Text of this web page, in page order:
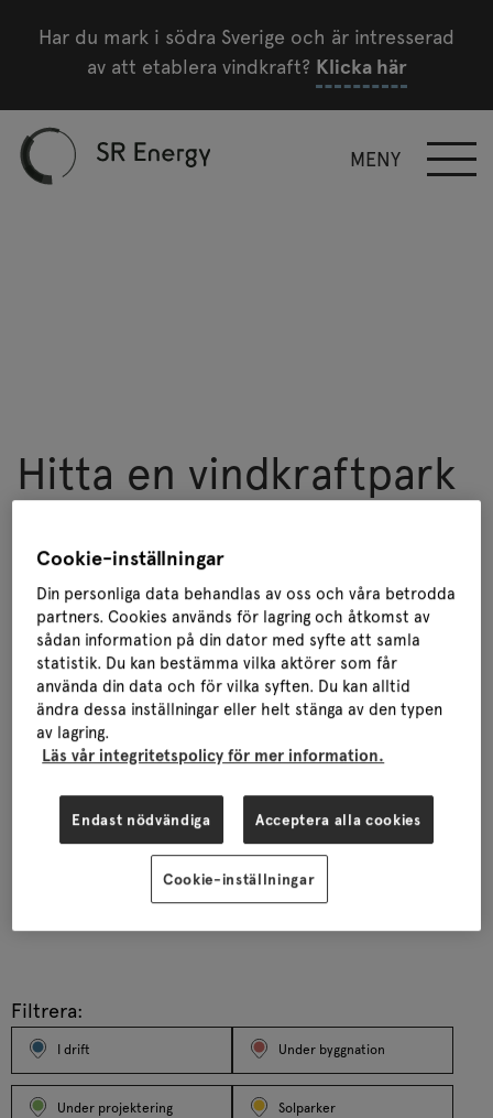
Har du mark i södra Sverige och är intresserad
av att etablera vindkraft? Klicka här
MENY
Hitta en vindkraftpark
när dig
Våra vindparker
Våra241vindkraftverk har kapacitet
att leverera2 727 GWhförnybar el.
Filtrera:
I drift Under byggnation
Under projektering Solparker
Cookie-inställningar
Din personliga data behandlas av oss och våra betrodda
partners. Cookies används för lagring och åtkomst av
sådan information på din dator med syfte att samla
statistik. Du kan bestämma vilka aktörer som får
använda din data och för vilka syften. Du kan alltid
ändra dessa inställningar eller helt stänga av den typen
av lagring.
Läs vår integritetspolicy för mer information.
Endast nödvändiga Acceptera alla cookies
Cookie-inställningar